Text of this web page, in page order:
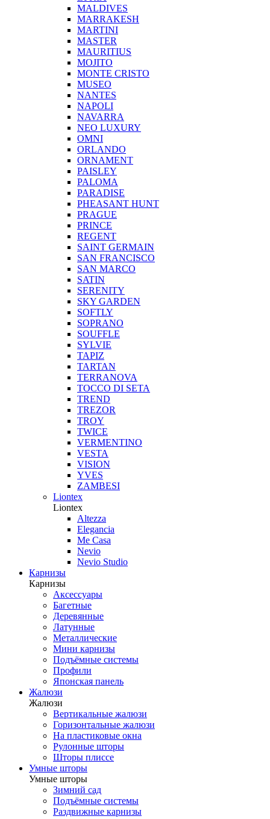
MALDIVES
MARRAKESH
MARTINI
MASTER
MAURITIUS
MOJITO
MONTE CRISTO
MUSEO
NANTES
NAPOLI
NAVARRA
NEO LUXURY
OMNI
ORLANDO
ORNAMENT
PAISLEY
PALOMA
PARADISE
PHEASANT HUNT
PRAGUE
PRINCE
REGENT
SAINT GERMAIN
SAN FRANCISCO
SAN MARCO
SATIN
SERENITY
SKY GARDEN
SOFTLY
SOPRANO
SOUFFLE
SYLVIE
TAPIZ
TARTAN
TERRANOVA
TOCCO DI SETA
TREND
TREZOR
TROY
TWICE
VERMENTINO
VESTA
VISION
YVES
ZAMBESI
Liontex
Liontex
Altezza
Elegancia
Me Casa
Nevio
Nevio Studio
Карнизы
Карнизы
Аксессуары
Багетные
Деревянные
Латунные
Металлические
Мини карнизы
Подъёмные системы
Профили
Японская панель
Жалюзи
Жалюзи
Вертикальные жалюзи
Горизонтальные жалюзи
На пластиковые окна
Рулонные шторы
Шторы плиссе
Умные шторы
Умные шторы
Зимний сад
Подъёмные системы
Раздвижные карнизы